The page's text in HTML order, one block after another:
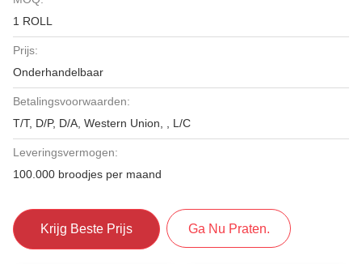
1 ROLL
Prijs:
Onderhandelbaar
Betalingsvoorwaarden:
T/T, D/P, D/A, Western Union, , L/C
Leveringsvermogen:
100.000 broodjes per maand
Krijg Beste Prijs Ga Nu Praten.